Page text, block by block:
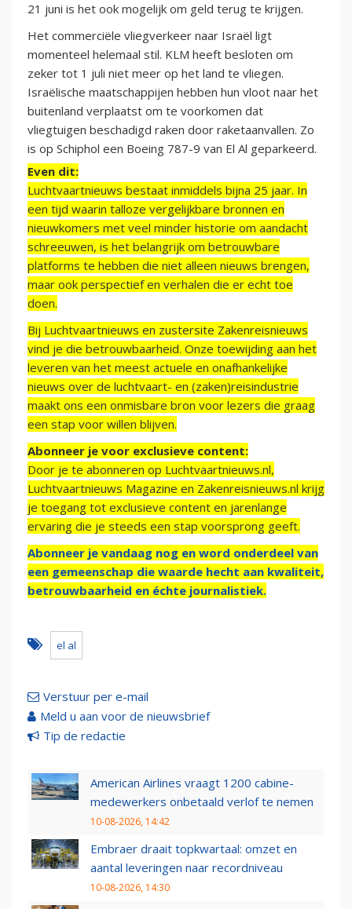
21 juni is het ook mogelijk om geld terug te krijgen.
Het commerciële vliegverkeer naar Israël ligt
momenteel helemaal stil. KLM heeft besloten om
zeker tot 1 juli niet meer op het land te vliegen.
Israëlische maatschappijen hebben hun vloot naar het
buitenland verplaatst om te voorkomen dat
vliegtuigen beschadigd raken door raketaanvallen. Zo
is op Schiphol een Boeing 787-9 van El Al geparkeerd.
Even dit:
Luchtvaartnieuws bestaat inmiddels bijna 25 jaar. In
een tijd waarin talloze vergelijkbare bronnen en
nieuwkomers met veel minder historie om aandacht
schreeuwen, is het belangrijk om betrouwbare
platforms te hebben die niet alleen nieuws brengen,
maar ook perspectief en verhalen die er echt toe
doen.
Bij Luchtvaartnieuws en zustersite Zakenreisnieuws
vind je die betrouwbaarheid. Onze toewijding aan het
leveren van het meest actuele en onafhankelijke
nieuws over de luchtvaart- en (zaken)reisindustrie
maakt ons een onmisbare bron voor lezers die graag
een stap voor willen blijven.
Abonneer je voor exclusieve content:
Door je te abonneren op Luchtvaartnieuws.nl,
Luchtvaartnieuws Magazine en Zakenreisnieuws.nl krijg
je toegang tot exclusieve content en jarenlange
ervaring die je steeds een stap voorsprong geeft.
Abonneer je vandaag nog en word onderdeel van
een gemeenschap die waarde hecht aan kwaliteit,
betrouwbaarheid en échte journalistiek.
el al
Verstuur per e-mail
Meld u aan voor de nieuwsbrief
Tip de redactie
American Airlines vraagt 1200 cabine-
medewerkers onbetaald verlof te nemen
10-08-2026, 14:42
Embraer draait topkwartaal: omzet en
aantal leveringen naar recordniveau
10-08-2026, 14:30